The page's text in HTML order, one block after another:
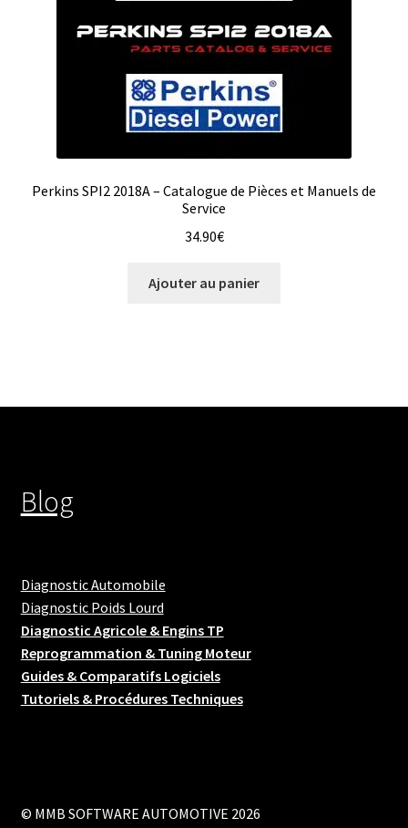
Perkins SPI2 2018A – Catalogue de Pièces et Manuels de
Service
34.90€
Ajouter au panier
Blog
Diagnostic Automobile
Diagnostic Poids Lourd
Diagnostic Agricole & Engins TP
Reprogrammation & Tuning Moteur
Guides & Comparatifs Logiciels
Tutoriels & Procédures Techniques
© MMB SOFTWARE AUTOMOTIVE 2026